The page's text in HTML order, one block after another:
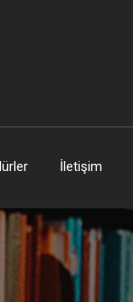
İletişim